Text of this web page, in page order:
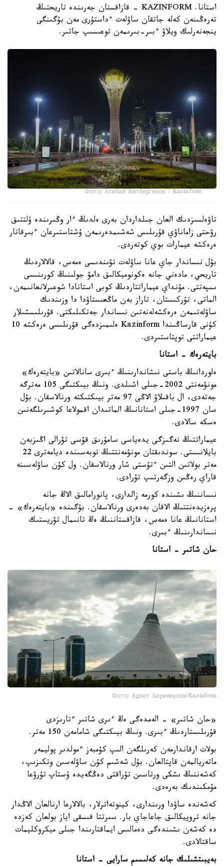
استانا. KAZINFORM - قازاقستان جەرىندە تاريحتىڭ
تەرەڭىنەن كەلە جاتقان ساۋلەت ءداستۇرى مەن بۇگىنگى
ينجەنەرلىك ويلاۋ ءبىر-بىرىمەن توعىسىپ جاتىر.
Фото: Агибай Аяпбергенов / Kazinform
تاۋەلسىزدىك العان جىلداردان بەرى ەلدىڭ ءار وڭىرىندە ۇلتتىق
رۋحتى زاماناۋي قۇرىلىس شەشىمدەرىمەن ۇشتاستىرعان ءبىرقاتار
ەرەكشە عيمارات بوي كوتەردى.
بۇل نىساندار جاي عانا ساۋلەت تۋىندىسى ەمەس، قالالاردىڭ
تاريحي، مادەني جانە ەكونوميكالىق دامۋ جولىنىڭ كورىنىسى
ىسپەتتى. مۇنداي عيماراتتاردىڭ كوبى استانادا شوعىرلانعانىمەن،
الماتى، تۇركىستان، تاراز بەن ماڭعىستاۋدا دا وزىندىك
ساۋلەتىمەن ەرەكشەلەنەتىن نىساندار جەتكىلىكتى. قۇرىلىسشىلار
كۇنى قارساڭىندا Kazinform ەلىمىزدەگى قۇرىلىسى ەرەكشە 10
عيماراتتى توپتاستىردى.
بايتەرەك - استانا
ەلوردانىڭ باستى نىشاندارىنىڭ ءبىرى سانالاتىن «بايتەرەك»
مونۋمەنتى 2002-جىلى اشىلدى. ونىڭ بيىكتىگى 105 مەترگە
جەتەدى، ال باقىلاۋ الاڭى 97 مەتر بيىكتىكتە ورنالاسقان. بۇل
سان 1997-جىلى استانانىڭ الماتىدان اقمولاعا كوشىرىلگەنىن
ەسكە سالادى.
عيماراتتىڭ نەگىزگى يدەياسى سامۇرىق قۇسى تۋرالى اڭىزبەن
بايلانىستى. سوندىقتان مونۋمەنتتىڭ توبەسىندە ديامەترى 22
مەتر بولاتىن التىن ءتۇستى شار ورنالاسقان. ول كۇن ساۋلەسىنە
قاراي رەڭىن وزگەرتىپ تۇرادى.
نىساننىڭ ىشىندە كورمە زالدارى، پانورامالىق الاڭ جانە
پرەزيدەنتتىڭ الاقان بەدەرى ورنالاسقان. بۇگىندە «بايتەرەك» -
استانانىڭ عانا ەمەس، قازاقستاننىڭ ەڭ تانىمال تۋريستىك
نىساندارىنىڭ ءبىرى.
حان شاتىر - استانا
Фото: Адлет Беремкулов/Kazinform
«حان شاتىر» - الەمدەگى ەڭ ءىرى شاتىر ءتارىزدى
قۇرىلىستاردىڭ ءبىرى. ونىڭ بيىكتىگى شامامەن 150 مەتر.
بولات ارقاندارمەن كەرىلگەن الىپ كۇمبەز ءمولدىر پوليمەر
ماتەريالمەن قاپتالعان. بۇل شەشىم كۇن ساۋلەسىن وتكىزىپ،
كەشەننىڭ ىشكى ورتاسىن تۇراقتى دەڭگەيدە ۇستاپ تۇرۋعا
مۇمكىندىك بەرەدى.
كەشەندە ساۋدا ورىندارى، كينوتەاترلار، بالالارعا ارنالعان الاڭدار
جانە تروپيكالىق جاعاجاي بار. سىرتتا قىسقى اياز بولعان كەزدە
دە كەشەن ىشىندەگى دەمالىس ايماقتارىندا جىلى ميكروكليمات
ساقتالادى.
بەيبىتشىلىك جانە كەلىسىم سارايى - استانا